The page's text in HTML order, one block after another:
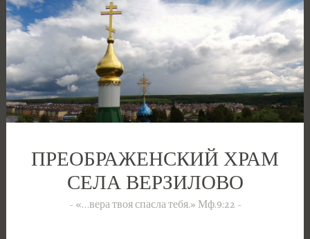
Перейти
к
содержимому
ПРЕОБРАЖЕНСКИЙ ХРАМ
СЕЛА ВЕРЗИЛОВО
«…вера твоя спасла тебя.» Мф.9:22